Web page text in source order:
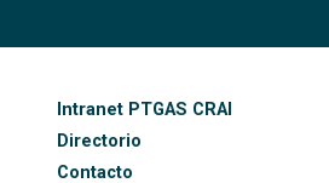
Intranet PTGAS CRAI
Directorio
Contacto